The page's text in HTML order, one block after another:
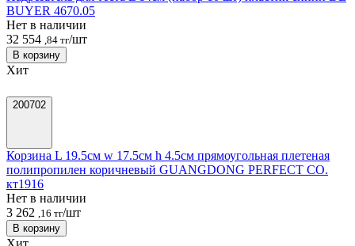
BUYER 4670.05
Нет в наличии
32 554 ,84 тг/шт
В корзину
Хит
200702
Корзина L 19.5см w 17.5см h 4.5см прямоугольная плетеная
полипропилен коричневый GUANGDONG PERFECT CO.
кт1916
Нет в наличии
3 262 ,16 тг/шт
В корзину
Хит